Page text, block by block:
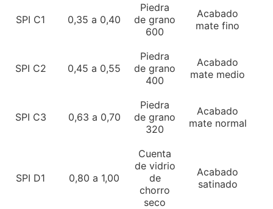
SPI C1 0,35 a 0,40
Piedra
de grano
600
Acabado
mate fino
SPI C2 0,45 a 0,55
Piedra
de grano
400
Acabado
mate medio
SPI C3 0,63 a 0,70
Piedra
de grano
320
Acabado
mate normal
SPI D1 0,80 a 1,00
Cuenta
de vidrio
de
chorro
seco
Acabado
satinado